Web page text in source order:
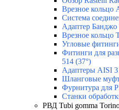
Врезное кольцо
Система
Адаптер Банджо
Врезное кольцо
Угловые
Фитинги для
514 (37°)
Адаптеры AISI
Шланговые
Фурнитура для
Станки
РВД Tubi gomma